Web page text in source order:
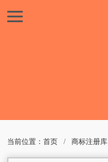
当前位置： 首页 / 商标注册库